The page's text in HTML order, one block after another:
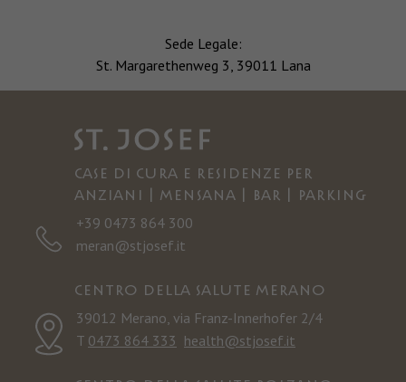
Sede Legale:
St. Margarethenweg 3, 39011 Lana
Case di cura e residenze per
anziani | Mensana | Bar | Parking
+39 0473 864 300
meran@stjosef.it
Centro della salute Merano
39012 Merano, via Franz-Innerhofer 2/4
T 0473 864 333 health@stjosef.it